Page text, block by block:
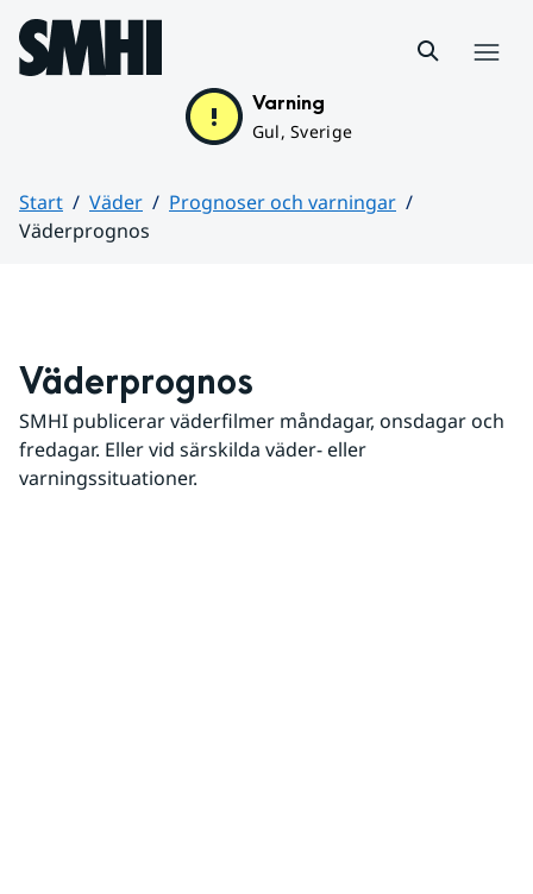
Hoppa till sidans innehåll
Varning
Gul, Sverige
Start Väder
Prognoser och varningar
Väderprognos
Väderprognos
SMHI publicerar väderfilmer måndagar, onsdagar och
fredagar. Eller vid särskilda väder- eller
varningssituationer.